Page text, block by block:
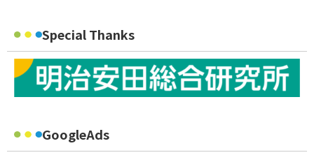
Special Thanks
GoogleAds